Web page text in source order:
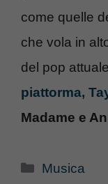
come quelle
che vola in
del pop
piattorma,
Madame e
Categorie
Musica